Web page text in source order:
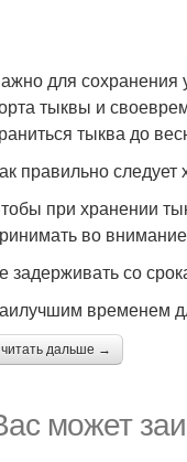
для сохранения
тыквы и
тыква до
правильно
при хранении
во
задерживать со
временем
читать дальше →
может